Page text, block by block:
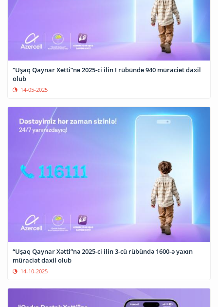
“Uşaq Qaynar Xətti”nə 2025-ci ilin I rübündə 940 müraciət daxil
olub
14-05-2025
“Uşaq Qaynar Xətti”nə 2025-ci ilin 3-cü rübündə 1600-ə yaxın
müraciət daxil olub
14-10-2025